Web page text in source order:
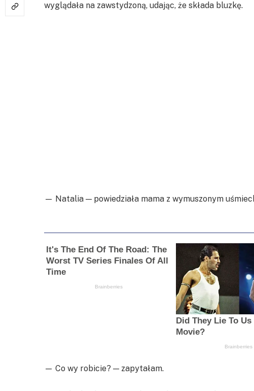
wyglądała na zawstydzoną, udając, że składa bluzkę.
— Natalia — powiedziała mama z wymuszonym
— Co wy robicie? — zapytałam.